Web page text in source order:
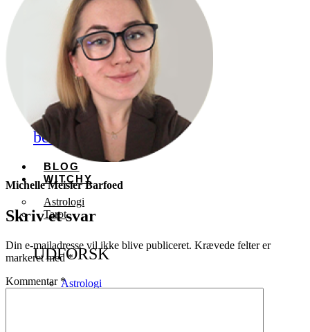
magisk,
stemning
Månedens
bestseller
BLOG
WITCHY
Astrologi
Tarot
UDFORSK
Astrologi
Michelle Meisler Barfoed
Skriv et svar
Din e-mailadresse vil ikke blive publiceret. Krævede felter er
markeret med*
Kommentar *